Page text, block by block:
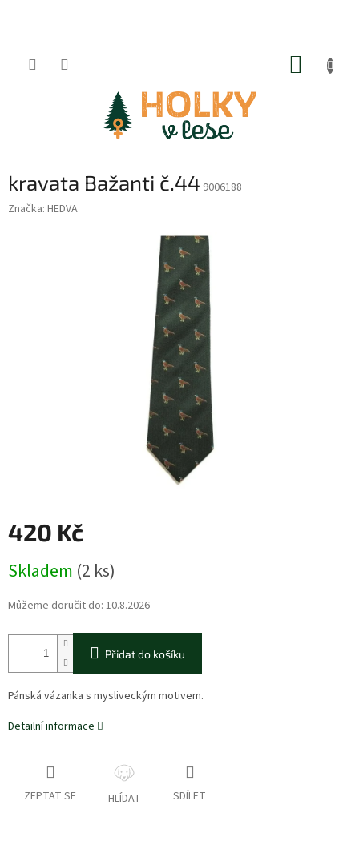
kravata Bažanti č.44 9006188
Značka: HEDVA
420 Kč
cena:
Skladem (2 ks)
Můžeme doručit do: 10.8.2026
Přidat do košíku
Pánská vázanka s mysliveckým motivem.
Detailní informace
ZEPTAT SE HLÍDAT SDÍLET